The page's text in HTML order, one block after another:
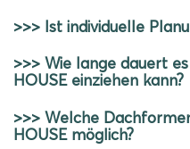
>>> Ist individuelle
>>> Wie lange dauert
HOUSE einziehen kann?
>>> Welche
HOUSE möglich?